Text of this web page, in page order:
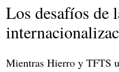
Los desafíos de
Mientras Hierro y TFTS